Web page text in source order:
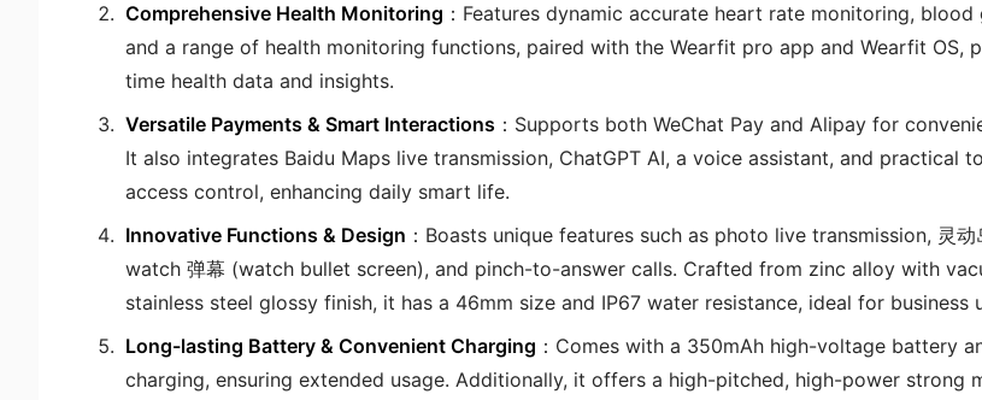
Comprehensive Health Monitoring ：Features dynamic accurate heart rate monitoring,
and a range of health monitoring functions, paired with the Wearfit pro app and Wearfit OS,
time health data and insights.
Versatile Payments & Smart Interactions ：Supports both WeChat Pay and Alipay for
It also integrates Baidu Maps live transmission, ChatGPT AI, a voice assistant, and practical
access control, enhancing daily smart life.
Innovative Functions & Design ：Boasts unique features such as photo live transmission, 灵
watch 弹幕 (watch bullet screen), and pinch-to-answer calls. Crafted from zinc alloy with
stainless steel glossy finish, it has a 46mm size and IP67 water resistance, ideal for business
Long-lasting Battery & Convenient Charging ：Comes with a 350mAh high-voltage battery
charging, ensuring extended usage. Additionally, it offers a high-pitched, high-power strong